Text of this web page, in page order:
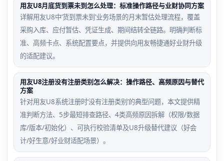
用友U8月底货到票未到怎么处理：标准操作路径与业财协同方案
详解用友U8中‘货到票未到’业务场景的月末暂估处理流程，覆盖
采购入库、应付暂估、凭证生成、期间结转全链路。明确判断标
准、高频卡点、系统配置要点，并提供向用友畅捷通好业财升级
的适配建议。
用友U8注册没有注册类别怎么解决：操作路径、高频原因与替代
方案
针对用友U8系统注册时‘没有注册类别’的典型问题，本文提供精
准判断方法、5步最短排查路径、4类高频原因拆解（权限/数据
库/版本/初始化）、可执行校验清单及U8升级替代建议（好会
计/好生意/好业财适配场景）。